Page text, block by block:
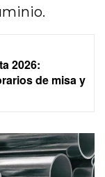
2026:
de misa y